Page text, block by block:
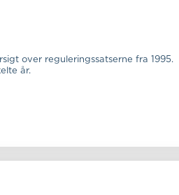
over reguleringssatserne fra 1995.
år.